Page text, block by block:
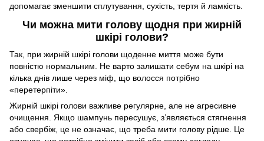
допомагає зменшити сплутування, сухість, тертя й ламкість.
Чи можна мити голову щодня при жирній
шкірі голови?
Так, при жирній шкірі голови щоденне миття може бути
повністю нормальним. Не варто залишати себум на шкірі на
кілька днів лише через міф, що волосся потрібно
«перетерпіти».
Жирній шкірі голови важливе регулярне, але не агресивне
очищення. Якщо шампунь пересушує, з’являється стягнення
або свербіж, це не означає, що треба мити голову рідше. Це